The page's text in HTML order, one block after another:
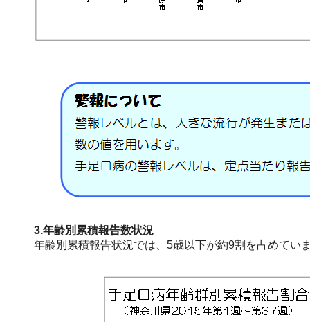
3.年齢別累積報告数状況
年齢別累積報告状況では、5歳以下が約9割を占めてい